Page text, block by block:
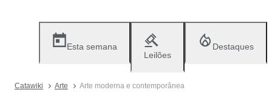
Esta semana
Leilões
Destaques
Catawiki Arte Arte moderna e contemporânea